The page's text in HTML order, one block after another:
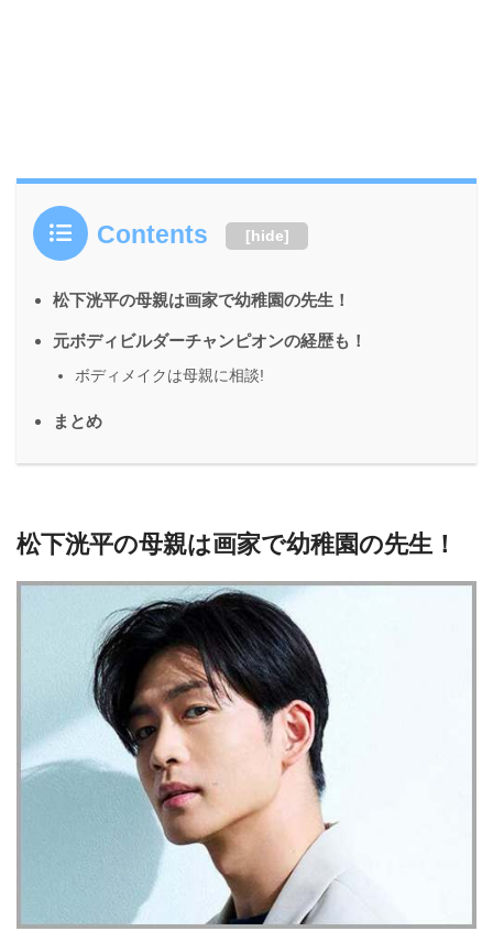
Contents [hide]
松下洸平の母親は画家で幼稚園の先生！
元ボディビルダーチャンピオンの経歴も！
ボディメイクは母親に相談!
まとめ
松下洸平の母親は画家で幼稚園の先生！